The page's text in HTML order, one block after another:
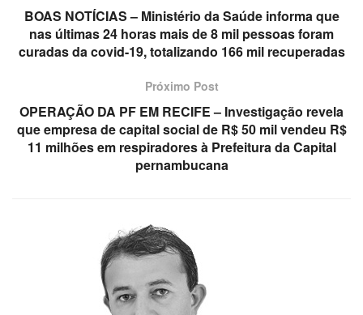
BOAS NOTÍCIAS – Ministério da Saúde informa que
nas últimas 24 horas mais de 8 mil pessoas foram
curadas da covid-19, totalizando 166 mil recuperadas
Próximo Post
OPERAÇÃO DA PF EM RECIFE – Investigação revela
que empresa de capital social de R$ 50 mil vendeu R$
11 milhões em respiradores à Prefeitura da Capital
pernambucana